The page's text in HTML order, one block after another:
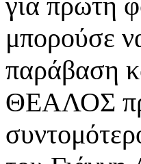
μπορούσε
παράβαση
ΘΕΑΛΟΣ